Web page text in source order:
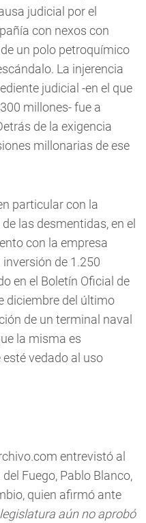
judicial por el
con nexos con
un polo petroquímico
La injerencia
judicial -en el que
millones- fue a
de la exigencia
millonarias de ese
particular con la
las desmentidas, en el
con la empresa
de 1.250
en el Boletín Oficial de
diciembre del último
de un terminal naval
la misma es
vedado al uso
entrevistó al
Fuego, Pablo Blanco,
quien afirmó ante
aún no aprobó